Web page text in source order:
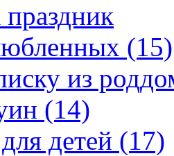
(15)
из
(14)
детей (17)